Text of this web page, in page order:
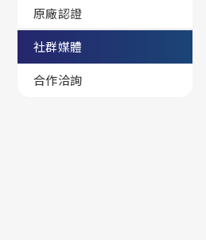
原廠認證
社群媒體
合作洽詢